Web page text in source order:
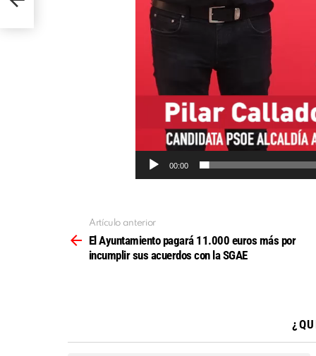
00:00
más
Artículo anterior
El Ayuntamiento pagará 11.000 euros más por
incumplir sus acuerdos con la SGAE